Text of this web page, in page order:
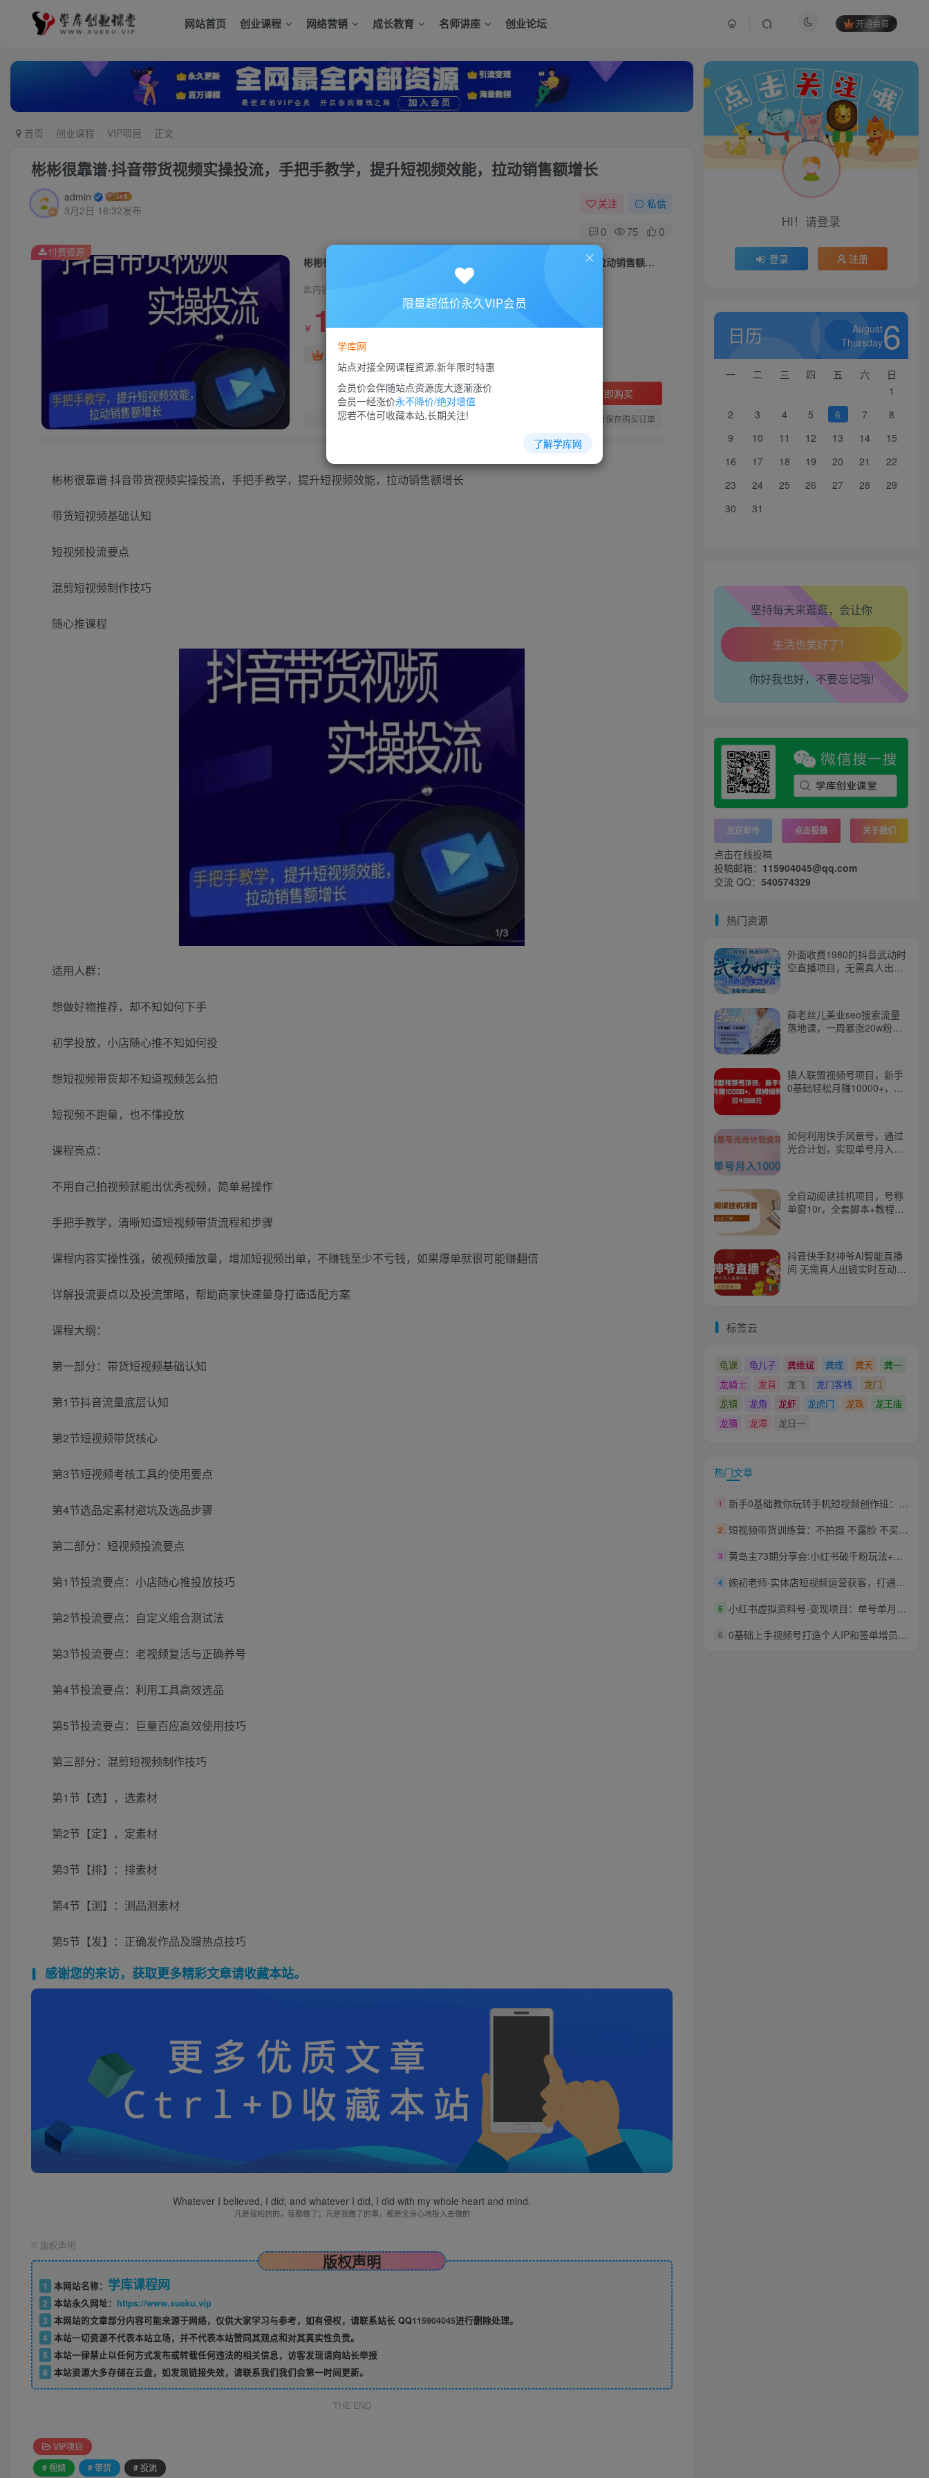
网站首页 创业课程 网络营销 成长教育 名师讲座 创业论坛 开通会员
首页 创业课程 VIP项目 正文
彬彬很靠谱·抖音带货视频实操投流，手把手教学，提升短视频效能，拉动销售额增长
admin
3月2日 16:32发布
关注 私信
0 75 0
彬彬很靠谱·抖音带货视频实操投流，手把手教学，提升短视频效能，拉动销售额增长
此内容为付费资源，请付费后查看
￥ 10￥88
超级会员免费
立即购买
您当前未登录！建议登陆后购买，可保存购买订单
付费资源
彬彬很靠谱·抖音带货视频实操投流，手把手教学，提升短视频效能，拉动销售额增长
带货短视频基础认知
短视频投流要点
混剪短视频制作技巧
随心推课程
适用人群：
想做好物推荐，却不知如何下手
初学投放，小店随心推不知如何投
想短视频带货却不知道视频怎么拍
短视频不跑量，也不懂投放
课程亮点：
不用自己拍视频就能出优秀视频，简单易操作
手把手教学，清晰知道短视频带货流程和步骤
课程内容实操性强，破视频播放量，增加短视频出单，不赚钱至少不亏钱，如果爆单就很可能赚翻倍
详解投流要点以及投流策略，帮助商家快速量身打造适配方案
课程大纲：
第一部分：带货短视频基础认知
第1节抖音流量底层认知
第2节短视频带货核心
第3节短视频考核工具的使用要点
第4节选品定素材避坑及选品步骤
第二部分：短视频投流要点
第1节投流要点：小店随心推投放技巧
第2节投流要点：自定义组合测试法
第3节投流要点：老视频复活与正确养号
第4节投流要点：利用工具高效选品
第5节投流要点：巨量百应高效使用技巧
第三部分：混剪短视频制作技巧
第1节【选】，选素材
第2节【定】，定素材
第3节【排】：排素材
第4节【测】：测品测素材
第5节【发】：正确发作品及蹭热点技巧
感谢您的来访，获取更多精彩文章请收藏本站。
Whatever I believed, I did; and whatever I did, I did with my whole heart and mind.
凡是我相信的，我都做了；凡是我做了的事，都是全身心地投入去做的
© 版权声明
版权声明
1 本网站名称： 学库课程网
2 本站永久网址： https://www.xueku.vip
3 本网站的文章部分内容可能来源于网络，仅供大家学习与参考，如有侵权，请联系站长 QQ115904045进行删除处理。
4 本站一切资源不代表本站立场，并不代表本站赞同其观点和对其真实性负责。
5 本站一律禁止以任何方式发布或转载任何违法的相关信息，访客发现请向站长举报
6 本站资源大多存储在云盘，如发现链接失效，请联系我们我们会第一时间更新。
THE END
VIP项目
# 视频
# 带货 # 投流
HI！请登录
登录 注册
日历
August
Thursday6
一 二 三 四 五 六
日
1
2
3 4 5 6 7
8
9
10 11 12 13 14
15
16
17 18 19 20 21
22
23
24 25 26 27 28
29
30
31
坚持每天来逛逛，会让你
腿也不痛了！
腰也不酸了！
工作也轻松了！
你好我也好，不要忘记哦!
发送邮件 点击投稿 关于我们
点击在线投稿
投稿邮箱： 115904045@qq.com
交流 QQ： 540574329
热门资源
外面收费1980的抖音武动时
空直播项目，无需真人出
薛老丝儿美业seo搜索流量
落地课，一周暴涨20w粉
猎人联盟视频号项目，新手
0基础轻松月赚10000+，保
如何利用快手风景号，通过
光合计划，实现单号月入
全自动阅读挂机项目，号称
单窗10r，全套脚本+教程，
抖音快手财神爷AI智能直播
间 无需真人出镜实时互动
标签云
龟课 龟儿子 龚维斌 龚成 龚天
龚一
龙骑士
龙首 龙飞 龙门客栈
龙门
龙镇
龙角 龙虾 龙虎门 龙珠
龙王庙
龙猫
龙潭 龙日一
热门文章
1 新手0基础教你玩转手机短视频创作班：拍摄-素材-引流-运营实操！
2 短视频带货训练营：不拍摄 不露脸 不买样品 不囤货发货 简单粗暴混剪带货（第三期）
3 黄岛主73期分享会:小红书破千粉玩法+抖音同城号本地引流玩法
4 婉初老师·实体店短视频运营获客，打通抖音获客路劲，使用短视频增大实体店或企业曝光
5 小红书虚拟资料号-变现项目：单号单月纯利润1-5w+实操玩法分享
6 0基础上手视频号打造个人IP和签单增员，保险从业者即学即用的视频号爆款攻略，助你变现百万保费
限量超低价永久VIP会员
学库网
站点对接全网课程资源,新年限时特惠
会员价会伴随站点资源庞大逐渐涨价
会员一经涨价永不降价/绝对增值
您若不信可收藏本站,长期关注!
了解学库网